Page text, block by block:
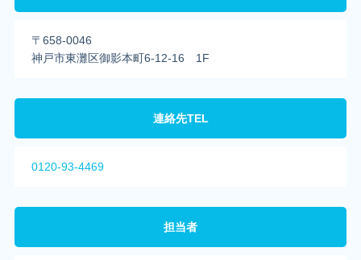
〒658-0046
神戸市東灘区御影本町6-12-16 1F
連絡先TEL
0120-93-4469
担当者